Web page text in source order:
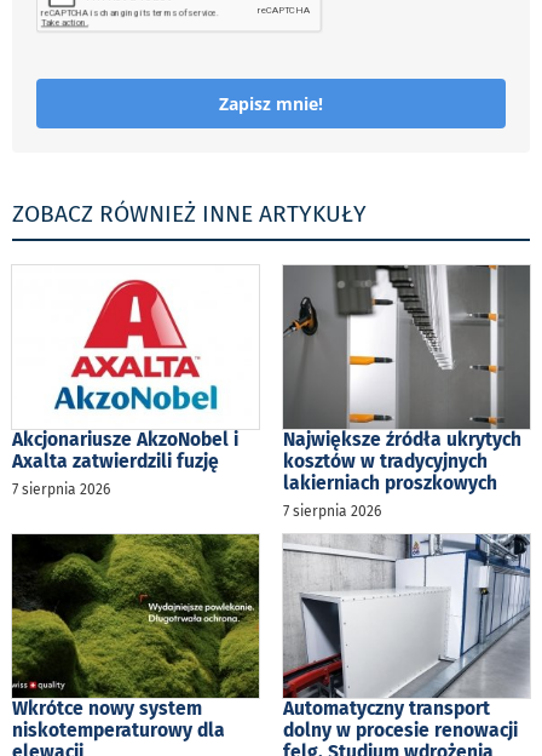
Zapisz mnie!
ZOBACZ RÓWNIEŻ INNE ARTYKUŁY
Akcjonariusze AkzoNobel i
Axalta zatwierdzili fuzję
7 sierpnia 2026
Największe źródła ukrytych
kosztów w tradycyjnych
lakierniach proszkowych
7 sierpnia 2026
Wkrótce nowy system
niskotemperaturowy dla
Automatyczny transport
dolny w procesie renowacji